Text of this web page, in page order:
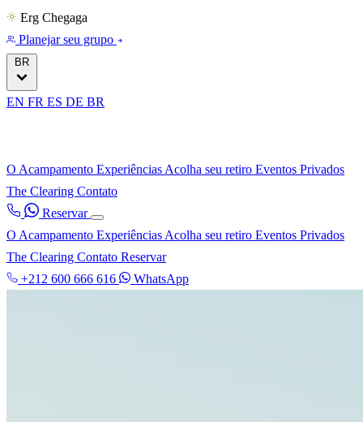
Erg Chegaga
Planejar seu grupo
BR
EN FR ES DE BR
O Acampamento Experiências Acolha seu retiro Eventos Privados
The Clearing Contato
Reservar
O Acampamento Experiências Acolha seu retiro Eventos Privados
The Clearing Contato Reservar
+212 600 666 616
WhatsApp